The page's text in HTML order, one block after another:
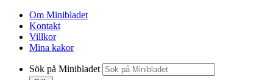
Om Minibladet
Kontakt
Villkor
Mina kakor
Sök på Minibladet